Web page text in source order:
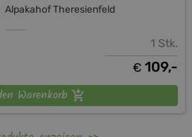
Alpakahof Theresienfeld
1 Stk.
€ 109,-
Warenkorb